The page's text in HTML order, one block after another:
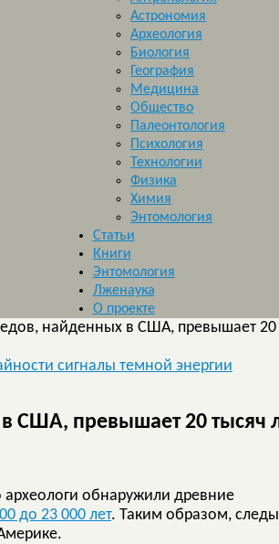
Астрономия
Археология
Биология
География
Медицина
Общество
Палеонтология
Психология
Технологии
Физика
Химия
Энтомология
Статьи
Книги
Энтомология
Лженаука
О проекте
найденных в США, превышает 20
сигналы темной энергии
США, превышает 20 тысяч
обнаружили древние
до 23 000 лет. Таким образом, следы